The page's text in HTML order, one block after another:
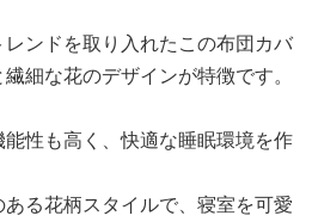
ンドを取り入れたこの布団カバ
細な花のデザインが特徴です。
性も高く、快適な睡眠環境を作
る花柄スタイルで、寝室を可愛